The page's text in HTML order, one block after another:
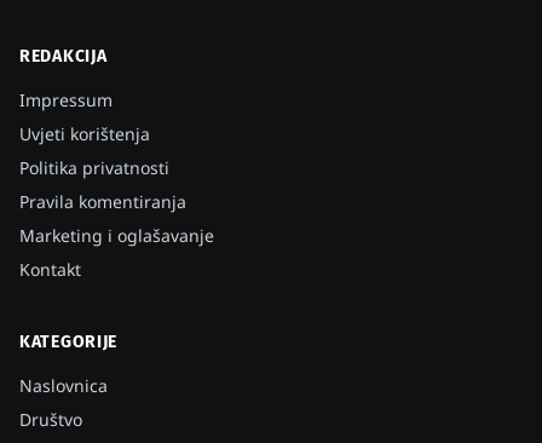
REDAKCIJA
Impressum
Uvjeti korištenja
Politika privatnosti
Pravila komentiranja
Marketing i oglašavanje
Kontakt
KATEGORIJE
Naslovnica
Društvo